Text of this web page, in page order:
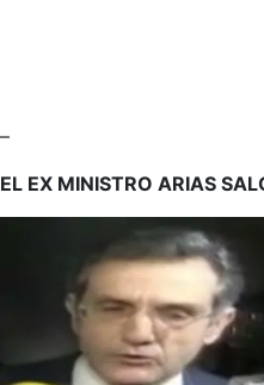
–
EL EX MINISTRO ARIAS